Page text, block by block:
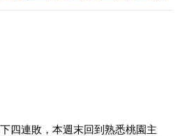
四連敗，本週末回到熟悉桃園主